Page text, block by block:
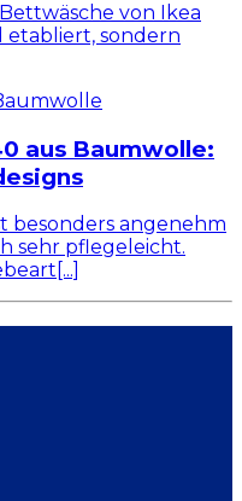
von Ikea
sondern
aus Baumwolle:
besonders angenehm
sehr pflegeleicht.